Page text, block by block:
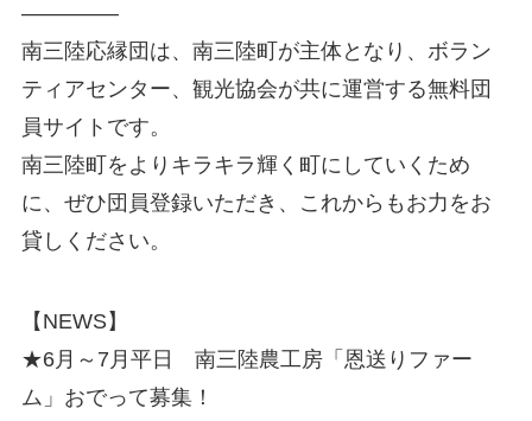
————–
南三陸応縁団は、南三陸町が主体となり、ボラン
ティアセンター、観光協会が共に運営する無料団
員サイトです。
南三陸町をよりキラキラ輝く町にしていくため
に、ぜひ団員登録いただき、これからもお力をお
貸しください。
【NEWS】
★6月～7月平日 南三陸農工房「恩送りファー
ム」おでって募集！